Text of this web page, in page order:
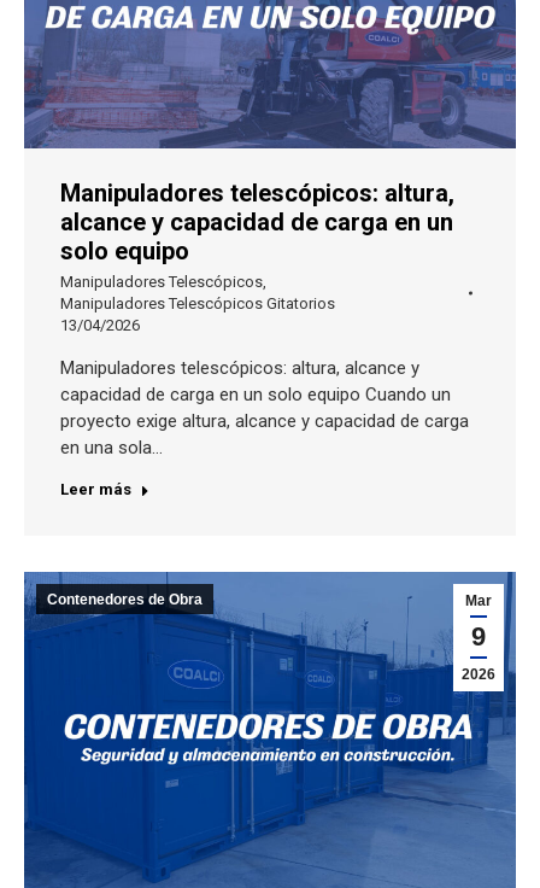
Manipuladores telescópicos: altura,
alcance y capacidad de carga en un
solo equipo
Manipuladores Telescópicos
Manipuladores Telescópicos Gitatorios
13/04/2026
Manipuladores telescópicos: altura, alcance y
capacidad de carga en un solo equipo Cuando un
proyecto exige altura, alcance y capacidad de carga
en una sola…
Leer más
Mar
9
2026
Contenedores de Obra